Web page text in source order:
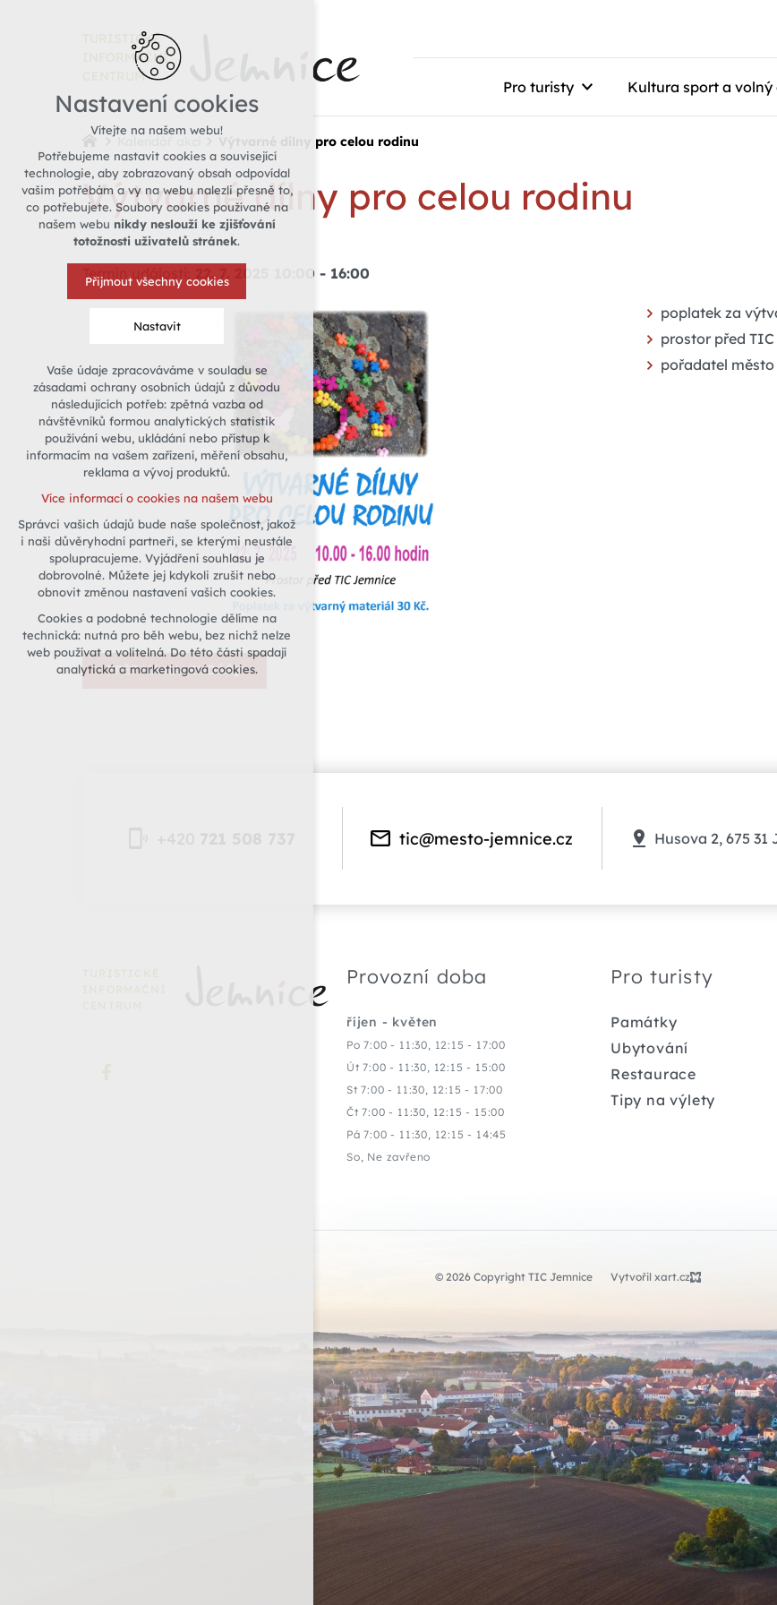
TURISTICKÉ
INFORMAČNÍ
CENTRUM
Pro turisty Kultura sport a volný
Výtvarné dílny pro celou rodinu
Výtvarné dílny pro celou rodinu
Termín události: 22. 7. 2025 10:00 - 16:00
poplatek za
prostor před
pořadatel
ZPĚT NA KALENDÁŘ
tic@mesto-jemnice.cz Husova 2, 675 31
Provozní doba
říjen - květen
Po 7:00 - 11:30, 12:15 - 17:00
Út 7:00 - 11:30, 12:15 - 15:00
St 7:00 - 11:30, 12:15 - 17:00
Čt 7:00 - 11:30, 12:15 - 15:00
Pá 7:00 - 11:30, 12:15 - 14:45
So, Ne zavřeno
Pro turisty
Památky
Ubytování
Restaurace
Tipy na výlety
© 2026 Copyright TIC Jemnice Vytvořil xart.cz
Nastavení cookies
Vítejte na našem webu!
Potřebujeme nastavit cookies a související
technologie, aby zobrazovaný obsah odpovídal
vašim potřebám a vy na webu nalezli přesně to,
co potřebujete. Soubory cookies používané na
našem webu nikdy neslouží ke zjišťování
totožnosti uživatelů stránek.
Přijmout všechny cookies
Nastavit
Technická cookies
nutná pro provozování webu
udržení kontextu stránek (session):
případná přihlášení, volby jazyka, apod.
Volitelná cookies
vyhodnocení návštěvnosti
marketingová cookies (Google)
Více informací o cookies na našem webu
Odmítnout vše
Vaše údaje zpracováváme v souladu se
zásadami ochrany osobních údajů z důvodu
následujících potřeb: zpětná vazba od
návštěvníků formou analytických statistik
používání webu, ukládání nebo přístup k
informacím na vašem zařízení, měření obsahu,
reklama a vývoj produktů.
Více informací o cookies na našem webu
Správci vašich údajů bude naše společnost, jakož
i naši důvěryhodní partneři, se kterými neustále
spolupracujeme. Vyjádření souhlasu je
dobrovolné. Můžete jej kdykoli zrušit nebo
obnovit změnou nastavení vašich cookies.
Cookies a podobné technologie dělíme na
technická: nutná pro běh webu, bez nichž nelze
web používat a volitelná. Do této části spadají
analytická a marketingová cookies.